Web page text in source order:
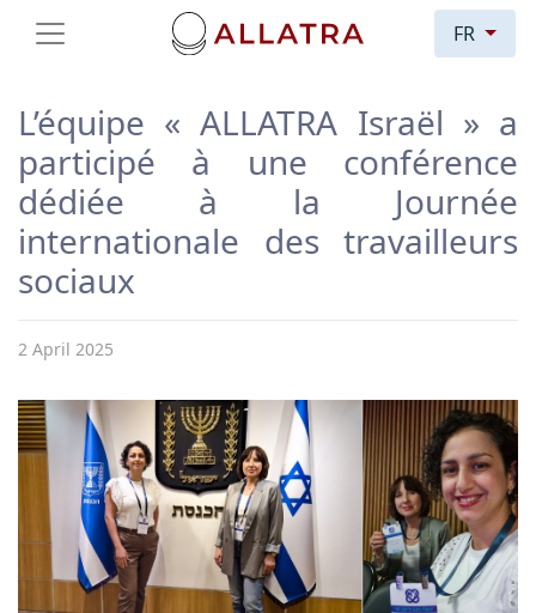
FR
L’équipe « ALLATRA Israël » a
participé à une conférence
dédiée à la Journée
internationale des travailleurs
sociaux
2 April 2025